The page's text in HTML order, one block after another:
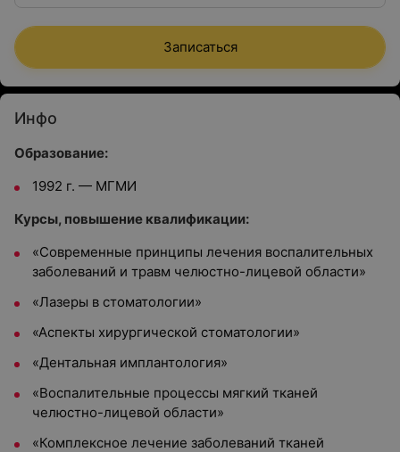
Записаться
Инфо
Образование:
1992 г. — МГМИ
Курсы, повышение квалификации:
«Современные принципы лечения воспалительных
заболеваний и травм челюстно-лицевой области»
«Лазеры в стоматологии»
«Аспекты хирургической стоматологии»
«Дентальная имплантология»
«Воспалительные процессы мягкий тканей
челюстно-лицевой области»
«Комплексное лечение заболеваний тканей